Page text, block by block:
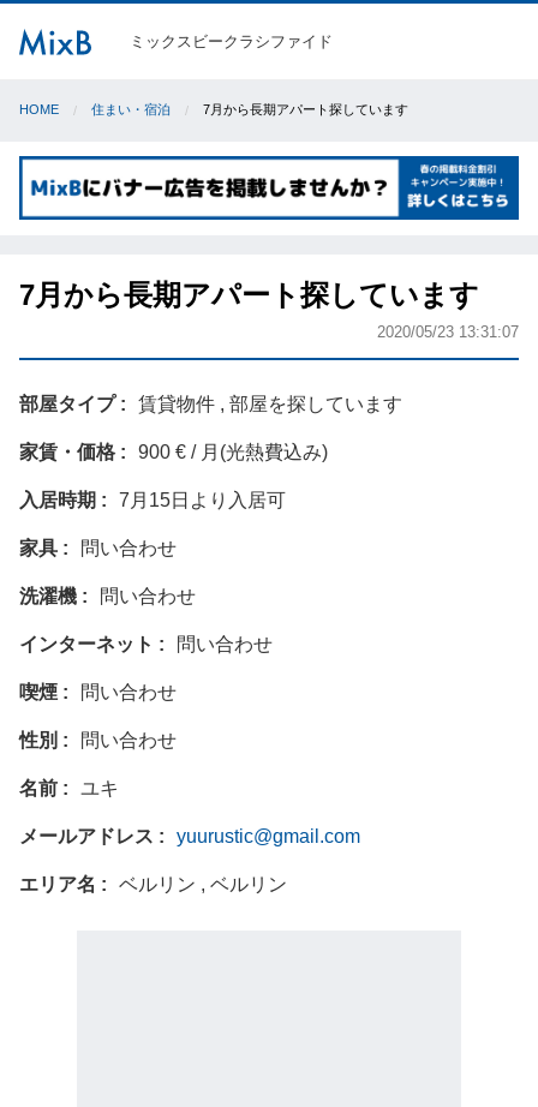
ミックスビークラシファイド
HOME 住まい・宿泊 7月から長期アパート探しています
7月から長期アパート探しています
2020/05/23 13:31:07
部屋タイプ 賃貸物件 , 部屋を探しています
家賃・価格 900 € / 月(光熱費込み)
入居時期 7月15日より入居可
家具 問い合わせ
洗濯機 問い合わせ
インターネット 問い合わせ
喫煙 問い合わせ
性別 問い合わせ
名前 ユキ
メールアドレス yuurustic@gmail.com
エリア名 ベルリン , ベルリン